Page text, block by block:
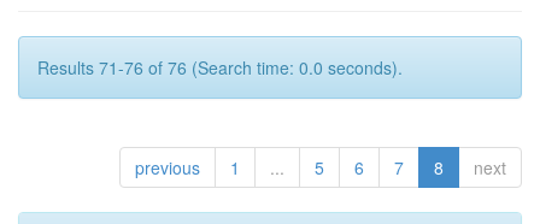
Results 71-76 of 76 (Search time: 0.0 seconds).
previous 1 ... 5 6 7 8 next